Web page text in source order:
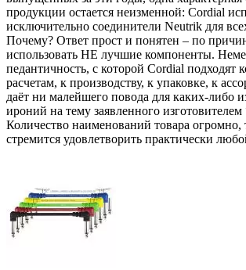
продукции остается неизменной: Cordial
исключительно соединители Neutrik для
Почему? Ответ прост и понятен – по
использовать НЕ лучшие компоненты.
педантичность, с которой Cordial подходят
расчетам, к производству, к упаковке, к
даёт ни малейшего повода для каких-либо
ироний на тему заявленного
Количество наименований товара огромно,
стремится удовлетворить практически